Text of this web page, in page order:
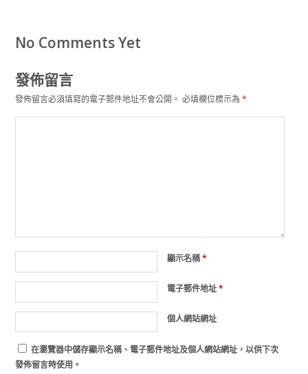
No Comments Yet
發佈留言
發佈留言必須填寫的電子郵件地址不會公開。 必填欄位標示為*
顯示名稱*
電子郵件地址*
個人網站網址
在瀏覽器中儲存顯示名稱、電子郵件地址及個人網站網址，以供下次
發佈留言時使用。